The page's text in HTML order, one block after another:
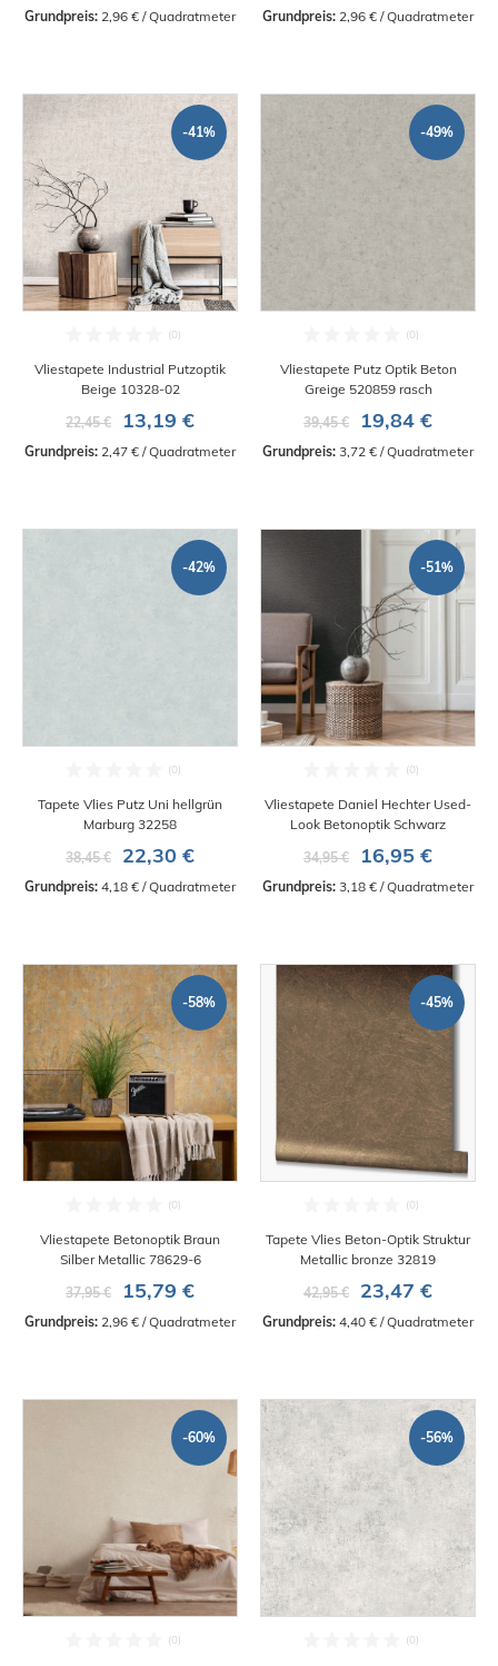
Grundpreis: 2,96 € / Quadratmeter Grundpreis: 2,96 € / Quadratmeter
-41%
Vliestapete Industrial Putzoptik
Beige 10328-02
22,45 €
13,19 €
Grundpreis: 2,47 € / Quadratmeter
-49%
Vliestapete Putz Optik Beton
Greige 520859 rasch
39,45 €
19,84 €
Grundpreis: 3,72 € / Quadratmeter
-42%
Tapete Vlies Putz Uni hellgrün
Marburg 32258
38,45 €
22,30 €
Grundpreis: 4,18 € / Quadratmeter
-51%
Vliestapete Daniel Hechter Used-
Look Betonoptik Schwarz
34,95 €
16,95 €
Grundpreis: 3,18 € / Quadratmeter
-58%
Vliestapete Betonoptik Braun
Silber Metallic 78629-6
37,95 €
15,79 €
Grundpreis: 2,96 € / Quadratmeter
-45%
Tapete Vlies Beton-Optik Struktur
Metallic bronze 32819
42,95 €
23,47 €
Grundpreis: 4,40 € / Quadratmeter
-60% -56%